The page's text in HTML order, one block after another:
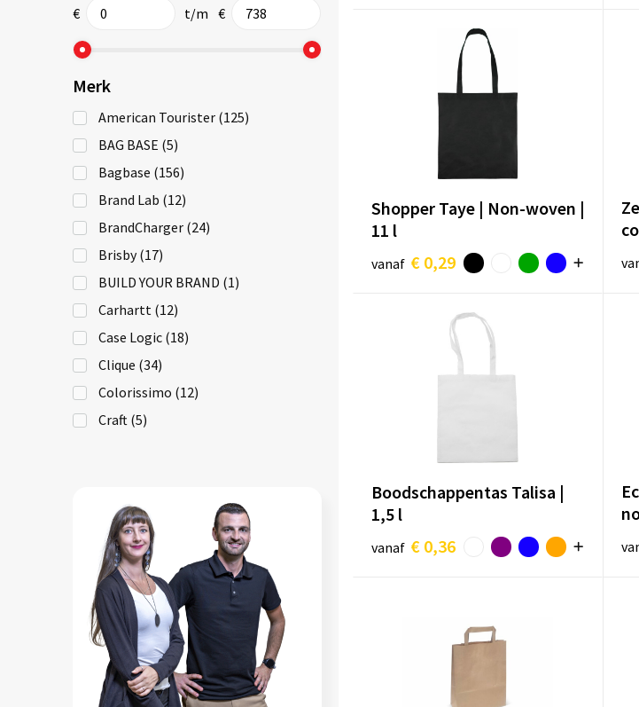
Conferentie- & Documententas
Roll-top Rugtas
Rugtas met Trekkoord
Laptop Rugtas
Accessoires voor tassen
€ t/m €
Merk
American Tourister (125)
BAG BASE (5)
Bagbase (156)
Brand Lab (12)
BrandCharger (24)
Brisby (17)
BUILD YOUR BRAND (1)
Carhartt (12)
Case Logic (18)
Clique (34)
Colorissimo (12)
Craft (5)
empty
Helly Hansen
Herschel
IMPRESSION
(282)
InSideOut(11)
Karlowsky
(2)
LABEL SERIE(3)
Lord Nelson (1)
Shopper Taye | Non-woven |
11 l
vanaf € 0,29
Boodschappentas Talisa |
1,5 l
vanaf € 0,36